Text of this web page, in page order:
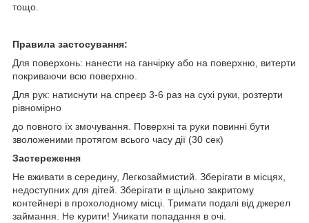
тощо.
Правила застосування:
Для поверхонь: нанести на ганчірку або на поверхню, витерти
покриваючи всю поверхню.
Для рук: натиснути на спреєр 3-6 раз на сухі руки, розтерти
рівномірно
до повного їх змочування. Поверхні та руки повинні бути
зволоженими протягом всього часу дії (30 сек)
Застереження
Не вживати в середину, Легкозаймистий. Зберігати в місцях,
недоступних для дітей. Зберігати в щільно закритому
контейнері в прохолодному місці. Тримати подалі від джерел
займання. Не курити! Уникати попадання в очі.